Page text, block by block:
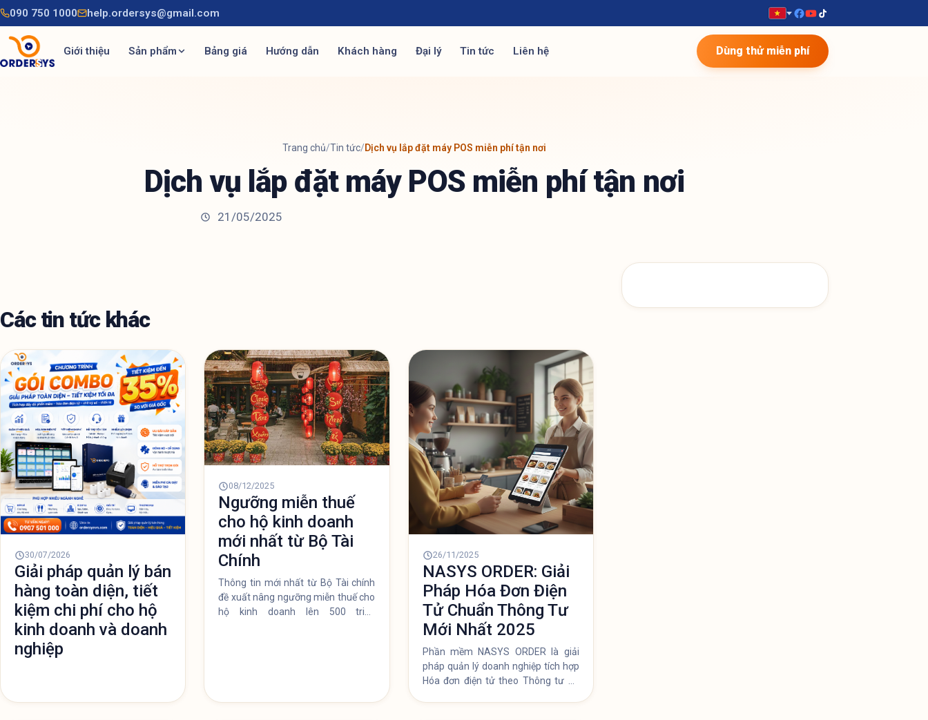
090 750 1000 help.ordersys@gmail.com
Giới thiệu Sản phẩm Bảng giá Hướng dẫn Khách hàng Đại lý Tin tức Liên hệ Dùng thử miễn phí
Trang chủ/Tin tức/Dịch vụ lắp đặt máy POS miễn phí tận nơi
Dịch vụ lắp đặt máy POS miễn phí tận nơi
21/05/2025
Các tin tức khác
30/07/2026
Giải pháp quản lý bán
hàng toàn diện, tiết
kiệm chi phí cho hộ
kinh doanh và doanh
nghiệp
08/12/2025
Ngưỡng miễn thuế
cho hộ kinh doanh
mới nhất từ Bộ Tài
Chính
Thông tin mới nhất từ Bộ Tài chính
đề xuất nâng ngưỡng miễn thuế cho
hộ kinh doanh lên 500 triệu
26/11/2025
NASYS ORDER: Giải
Pháp Hóa Đơn Điện
Tử Chuẩn Thông Tư
Mới Nhất 2025
Phần mềm NASYS ORDER là giải
pháp quản lý doanh nghiệp tích hợp
Hóa đơn điện tử theo Thông tư 78